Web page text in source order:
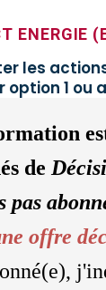
ENERGIE
les
option 1 ou
de
pas
offre